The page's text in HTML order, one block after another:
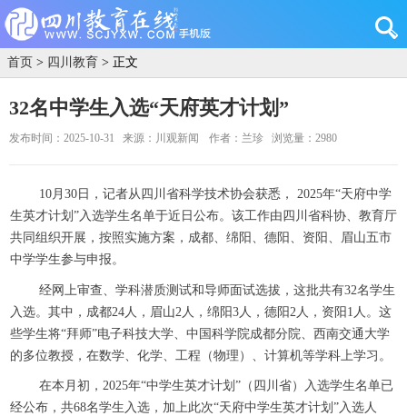
首页 > 四川教育 > 正文
32名中学生入选“天府英才计划”
发布时间：2025-10-31 来源：川观新闻 作者：兰珍 浏览量：2980
10月30日，记者从四川省科学技术协会获悉， 2025年“天府中学
生英才计划”入选学生名单于近日公布。该工作由四川省科协、教育厅
共同组织开展，按照实施方案，成都、绵阳、德阳、资阳、眉山五市
中学学生参与申报。
经网上审查、学科潜质测试和导师面试选拔，这批共有32名学生
入选。其中，成都24人，眉山2人，绵阳3人，德阳2人，资阳1人。这
些学生将“拜师”电子科技大学、中国科学院成都分院、西南交通大学
的多位教授，在数学、化学、工程（物理）、计算机等学科上学习。
在本月初，2025年“中学生英才计划”（四川省）入选学生名单已
经公布，共68名学生入选，加上此次“天府中学生英才计划”入选人